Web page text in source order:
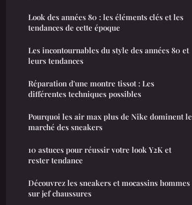
Look des années 80 : les éléments clés et les
tendances de cette époque
Les incontournables du style des années 80 et
leurs tendances
Réparation d'une montre tissot : Les
différentes techniques possibles
Pourquoi les air max plus de Nike dominent le
marché des sneakers
10 astuces pour réussir votre look Y2K et
rester tendance
Découvrez les sneakers et mocassins hommes
sur jef chaussures